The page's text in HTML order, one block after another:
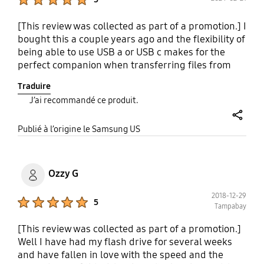
[This review was collected as part of a promotion.] I
bought this a couple years ago and the flexibility of
being able to use USB a or USB c makes for the
perfect companion when transferring files from
friend's phone. Nowadays a lot of flagship phones
don't have the micro SD card slot and as sad as
storage externally makes up for it. From taking
to upload those photos and videos quickly onto my
computer this has never let me down. I've even
recommended others to get this since it's no
regular USB storage device. It's a leap in tech that
Traduire
J’ai recommandé ce produit.
Publié à l’origine le Samsung US
Ozzy G
5
2018-12-29
Tampabay
[This review was collected as part of a promotion.]
Well I have had my flash drive for several weeks
and have fallen in love with the speed and the